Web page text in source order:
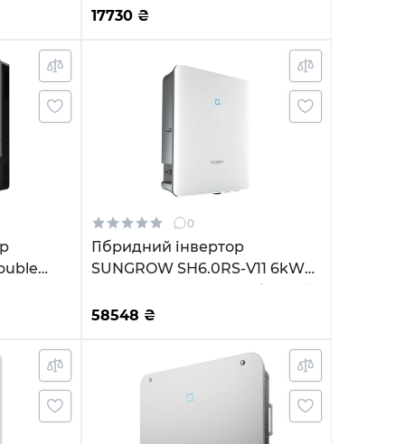
(SV3024A)
17730₴
0
Гібридний інвертор
SUNGROW SH6.0RS-V11 6kW
HV 2 MPPT 220V Однофазний
(ASH00099)
58548 ₴